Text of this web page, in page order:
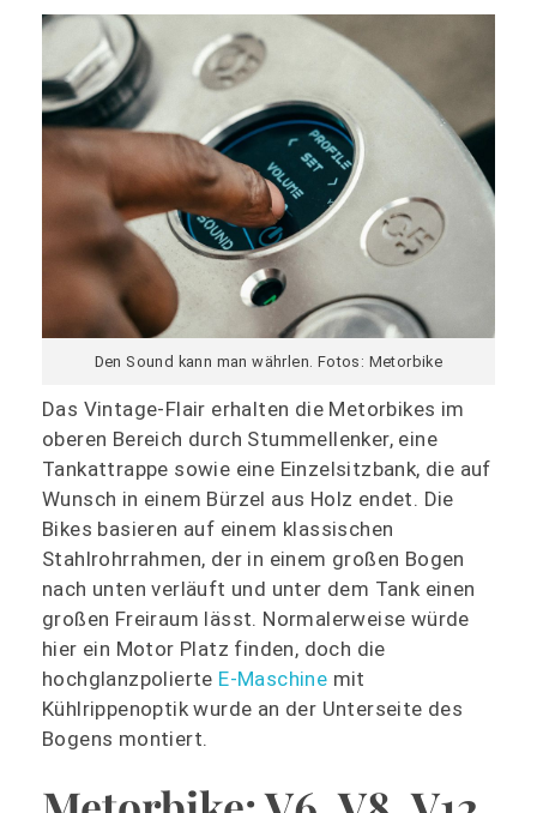
Den Sound kann man währlen. Fotos: Metorbike
Das Vintage-Flair erhalten die Metorbikes im
oberen Bereich durch Stummellenker, eine
Tankattrappe sowie eine Einzelsitzbank, die auf
Wunsch in einem Bürzel aus Holz endet. Die
Bikes basieren auf einem klassischen
Stahlrohrrahmen, der in einem großen Bogen
nach unten verläuft und unter dem Tank einen
großen Freiraum lässt. Normalerweise würde
hier ein Motor Platz finden, doch die
hochglanzpolierte E-Maschine mit
Kühlrippenoptik wurde an der Unterseite des
Bogens montiert.